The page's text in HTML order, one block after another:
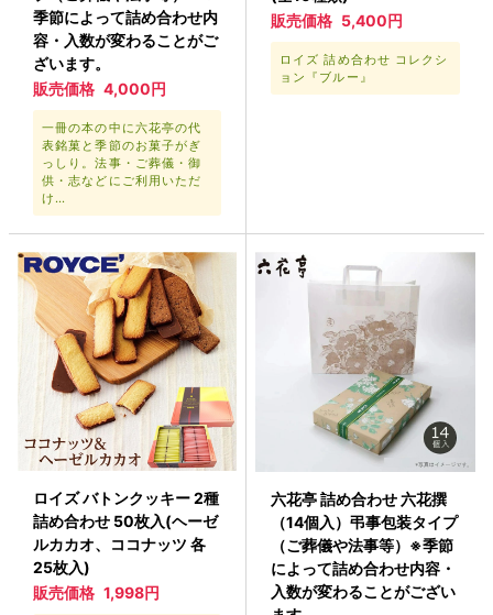
季節によって詰め合わせ内
容・入数が変わることがご
ざいます。
販売価格 4,000円
一冊の本の中に六花亭の代
表銘菓と季節のお菓子がぎ
っしり。法事・ご葬儀・御
供・志などにご利用いただ
け…
販売価格 5,400円
ロイズ 詰め合わせ コレクシ
ョン『ブルー』
ロイズ バトンクッキー 2種
詰め合わせ 50枚入(ヘーゼ
ルカカオ、ココナッツ 各
25枚入)
販売価格 1,998円
六花亭 詰め合わせ 六花撰
（14個入）弔事包装タイプ
（ご葬儀や法事等）※季節
によって詰め合わせ内容・
入数が変わることがござい